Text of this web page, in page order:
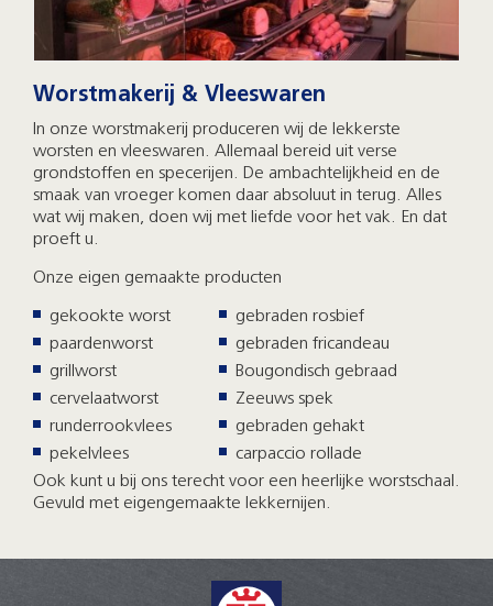
Worstmakerij & Vleeswaren
In onze worstmakerij produceren wij de lekkerste
worsten en vleeswaren. Allemaal bereid uit verse
grondstoffen en specerijen. De ambachtelijkheid en de
smaak van vroeger komen daar absoluut in terug. Alles
wat wij maken, doen wij met liefde voor het vak. En dat
proeft u.
Onze eigen gemaakte producten
gekookte worst
paardenworst
grillworst
cervelaatworst
runderrookvlees
pekelvlees
gebraden rosbief
gebraden fricandeau
Bougondisch gebraad
Zeeuws spek
gebraden gehakt
carpaccio rollade
Ook kunt u bij ons terecht voor een heerlijke worstschaal.
Gevuld met eigengemaakte lekkernijen.